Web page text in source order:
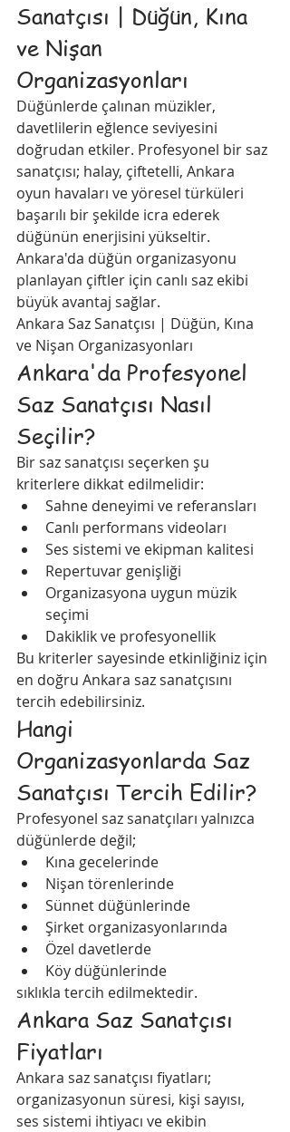
Sanatçısı | Düğün, Kına
ve Nişan
Organizasyonları
Düğünlerde çalınan müzikler,
davetlilerin eğlence seviyesini
doğrudan etkiler. Profesyonel bir saz
sanatçısı; halay, çiftetelli, Ankara
oyun havaları ve yöresel türküleri
başarılı bir şekilde icra ederek
düğünün enerjisini yükseltir.
Ankara'da düğün organizasyonu
planlayan çiftler için canlı saz ekibi
büyük avantaj sağlar.
Ankara Saz Sanatçısı | Düğün, Kına
ve Nişan Organizasyonları
Ankara'da Profesyonel
Saz Sanatçısı Nasıl
Seçilir?
Bir saz sanatçısı seçerken şu
kriterlere dikkat edilmelidir:
Sahne deneyimi ve referansları
Canlı performans videoları
Ses sistemi ve ekipman kalitesi
Repertuvar genişliği
Organizasyona uygun müzik
seçimi
Dakiklik ve profesyonellik
Bu kriterler sayesinde etkinliğiniz için
en doğru Ankara saz sanatçısını
tercih edebilirsiniz.
Hangi
Organizasyonlarda Saz
Sanatçısı Tercih Edilir?
Profesyonel saz sanatçıları yalnızca
düğünlerde değil;
Kına gecelerinde
Nişan törenlerinde
Sünnet düğünlerinde
Şirket organizasyonlarında
Özel davetlerde
Köy düğünlerinde
sıklıkla tercih edilmektedir.
Ankara Saz Sanatçısı
Fiyatları
Ankara saz sanatçısı fiyatları;
organizasyonun süresi, kişi sayısı,
ses sistemi ihtiyacı ve ekibin